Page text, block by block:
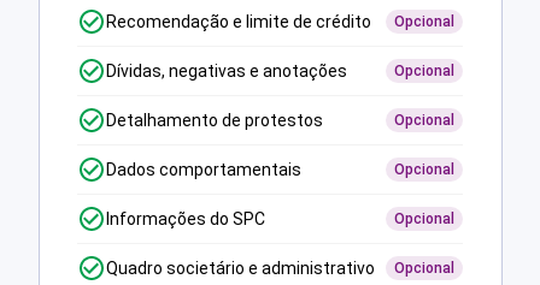
Recomendação e limite de crédito Opcional
Dívidas, negativas e anotações Opcional
Detalhamento de protestos Opcional
Dados comportamentais Opcional
Informações do SPC Opcional
Quadro societário e administrativo Opcional